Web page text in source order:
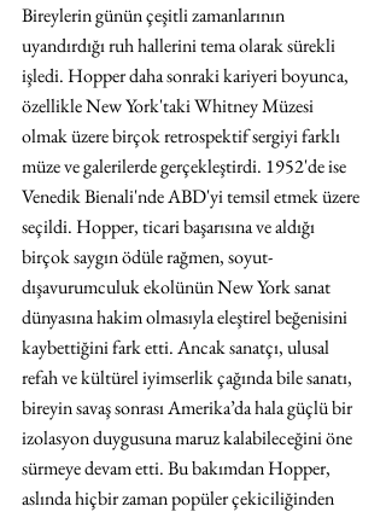
Bireylerin günün çeşitli zamanlarının
uyandırdığı ruh hallerini tema olarak sürekli
işledi. Hopper daha sonraki kariyeri boyunca,
özellikle New York'taki Whitney Müzesi
olmak üzere birçok retrospektif sergiyi farklı
müze ve galerilerde gerçekleştirdi. 1952'de ise
Venedik Bienali'nde ABD'yi temsil etmek üzere
seçildi. Hopper, ticari başarısına ve aldığı
birçok saygın ödüle rağmen, soyut-
dışavurumculuk ekolünün New York sanat
dünyasına hakim olmasıyla eleştirel beğenisini
kaybettiğini fark etti. Ancak sanatçı, ulusal
refah ve kültürel iyimserlik çağında bile sanatı,
bireyin savaş sonrası Amerika’da hala güçlü bir
izolasyon duygusuna maruz kalabileceğini öne
sürmeye devam etti. Bu bakımdan Hopper,
aslında hiçbir zaman popüler çekiciliğinden